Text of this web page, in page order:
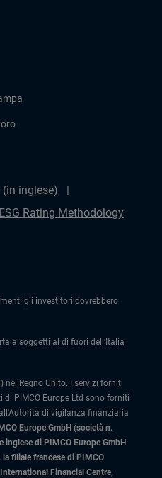
inglese)
Rating Methodology
gli investitori dovrebbero
a soggetti al di fuori dell’Italia
Regno Unito. I servizi forniti
PIMCO Europe Ltd sono forniti
di vigilanza finanziaria
Europe GmbH (società n.
di PIMCO Europe GmbH
filiale francese di PIMCO
Financial Centre,